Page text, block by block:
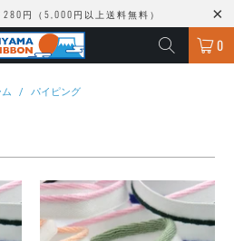
円（5,000円以上送料無料）
0
/ パイピング